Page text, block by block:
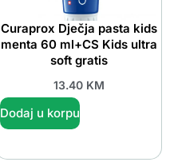
Curaprox Dječja pasta kids
menta 60 ml+CS Kids ultra
soft gratis
13.40 KM
Dodaj u korpu